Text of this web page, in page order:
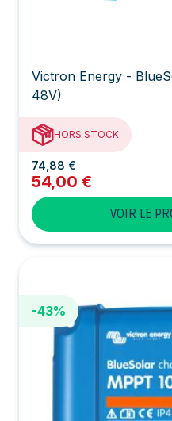
Victron Energy -
48V)
HORS STOCK
74,88 €
54,00 €
VOIR LE
-43%